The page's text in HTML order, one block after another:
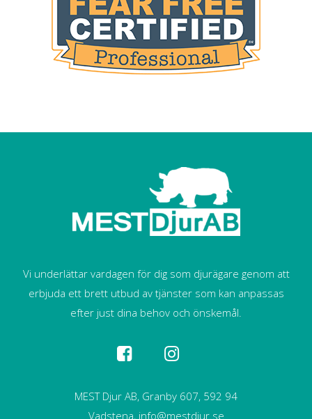
Vi underlättar vardagen för dig som djurägare genom att
erbjuda ett brett utbud av tjänster som kan anpassas
efter just dina behov och önskemål.
MEST Djur AB, Granby 607, 592 94
Vadstena, info@mestdjur.se